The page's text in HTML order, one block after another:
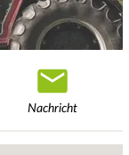
Nachricht